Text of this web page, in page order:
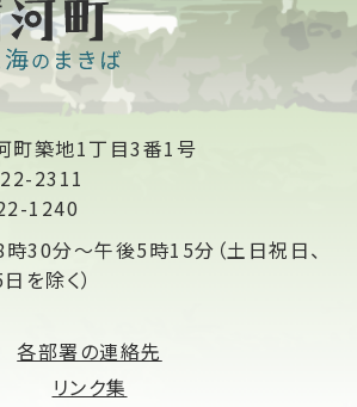
町築地1丁目3番1号
2311
1240
時30分～午後5時15分（土日祝日、
を除く）
各部署の連絡先
リンク集